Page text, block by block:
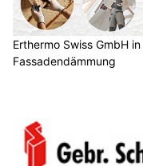
Erthermo Swiss GmbH
Fassadendämmung